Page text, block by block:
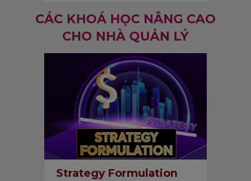
Strategy Formulation
CÁC KHOÁ HỌC NÂNG CAO
CHO NHÀ QUẢN LÝ